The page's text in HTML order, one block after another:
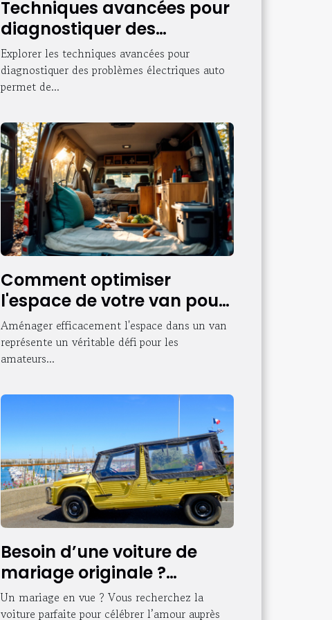
Techniques avancées pour
diagnostiquer des
problèmes électriques
auto
Explorer les techniques avancées pour
diagnostiquer des problèmes électriques auto
permet de...
Comment optimiser
l'espace de votre van pour
des escapades nature ?
Aménager efficacement l'espace dans un van
représente un véritable défi pour les
amateurs...
Besoin d’une voiture de
mariage originale ?
Contactez Méhariviera !
Un mariage en vue ? Vous recherchez la
voiture parfaite pour célébrer l’amour auprès